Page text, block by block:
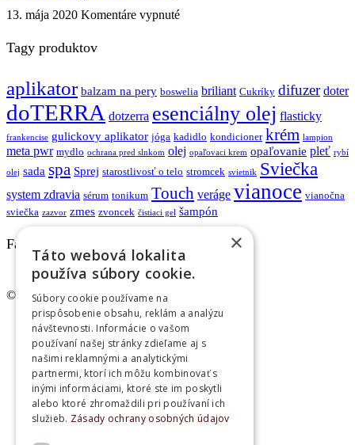
13. mája 2020 Komentáre vypnuténa
Tagy produktov
aplikator balzam na pery boswelia briliant Cukríky difuzer doter
doTERRA dotzerra esenciálny olej flasticky
frankencise gulickovy aplikator jóga kadidlo kondicioner krém lampion
meta pwr mydlo ochrana pred slnkom olej opaľovaci krem opaľovanie pleť rybí
olej sada spa Sprej starostlivosť o telo stromcek svietnik Sviečka
system zdravia sérum tonikum Touch veráge vianoce vianočna
sviečka zazvor zmes zvoncek čistiaci gel šampón
Facebook
© www.lampoil.sk | Všetky práva vyhradené.
Ochrana osobných údajov
Cookies
Obchodné podmienky
Kontakt
×
Táto webová lokalita
používa súbory cookie.
Súbory cookie používame na
prispôsobenie obsahu, reklám a analýzu
návštevnosti. Informácie o vašom
používaní našej stránky zdieľame aj s
našimi reklamnými a analytickými
partnermi, ktorí ich môžu kombinovať s
inými informáciami, ktoré ste im poskytli
alebo ktoré zhromaždili pri používaní ich
služieb. Zásady ochrany osobných údajov